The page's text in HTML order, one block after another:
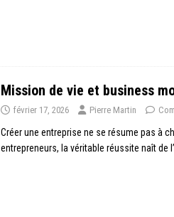
Mission de vie et business
février 17, 2026 Pierre Martin
Créer une entreprise ne se résume pas à
entrepreneurs, la véritable réussite naît